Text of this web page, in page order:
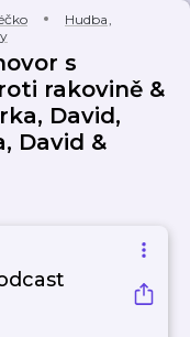
Hudba,
s
rakovině &
David,
David &